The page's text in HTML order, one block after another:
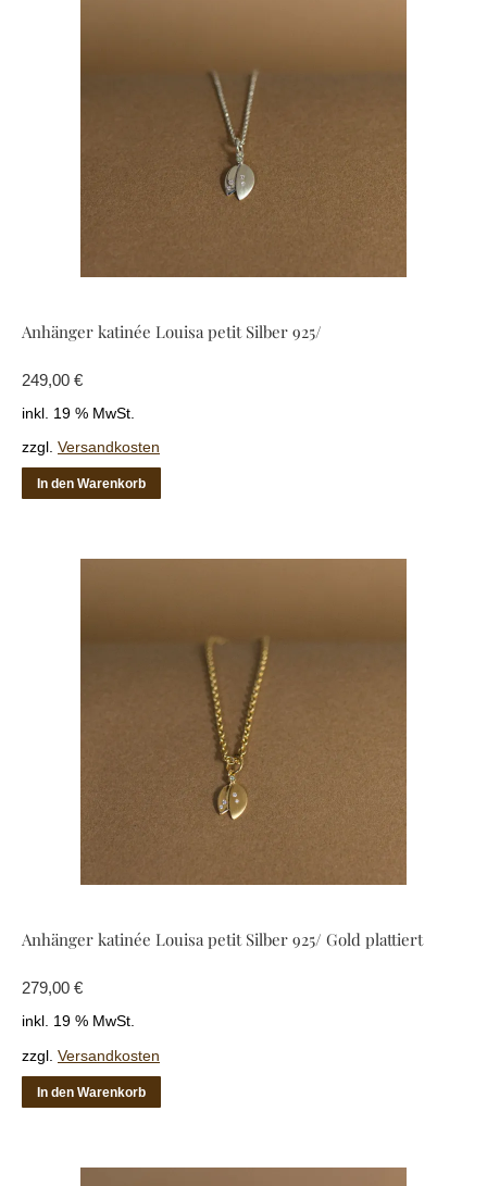
Anhänger katinée Louisa petit Silber 925/
249,00 €
inkl. 19 % MwSt.
zzgl. Versandkosten
In den Warenkorb
Anhänger katinée Louisa petit Silber 925/ Gold plattiert
279,00 €
inkl. 19 % MwSt.
zzgl. Versandkosten
In den Warenkorb